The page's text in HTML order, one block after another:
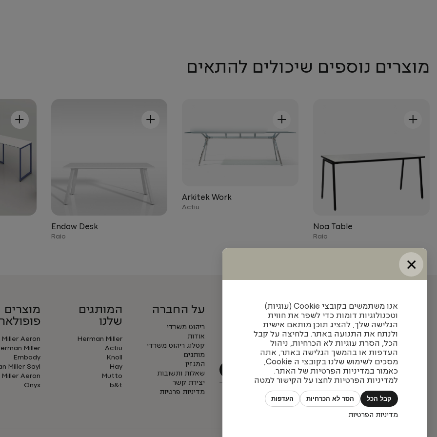
מוצרים נוספים שיכולים להתאים
+
Noa Table
Raio
+
Arkitek Work
Actiu
+
Endow Desk
Raio
+
עדכונים והשראה מאיתנו
הצטרפו לניוזלטר שלנו כדי להתעדכן בעיצובים חדשים,
פרויקטים מעניינים ומגמות בתחום
על החברה
ריהוט משרדי
אודות
קטלוג ריהוט משרדי
מותגים
המגזין
שאלות ותשובות
יצירת קשר
מדיניות פרטיות
המותגים
שלנו
Herman Miller
Actiu
Knoll
Hay
Mutto
b&t
מוצרים
Aeron
Miller
Embody
Miller Sayl
Aeron
Onyx
×
אנו משתמשים בקובצי Cookie (עוגיות)
וטכנולוגיות דומות כדי לשפר את חווית
הגלישה שלך, להציג תוכן מותאם אישית
ולנתח את התנועה באתר. בלחיצה על קבל
הכל, הסרת עוגיות לא הכרחיות, ניהול
העדפות או בהמשך הגלישה באתר, אתה
מסכים לשימוש שלנו בקובצי ה Cookie,
כאמור במדיניות הפרטיות של האתר.
למדיניות הפרטיות לחצו על הקישור למטה
קבל הכל הסר לא הכרחיות העדפות
מדיניות הפרטיות